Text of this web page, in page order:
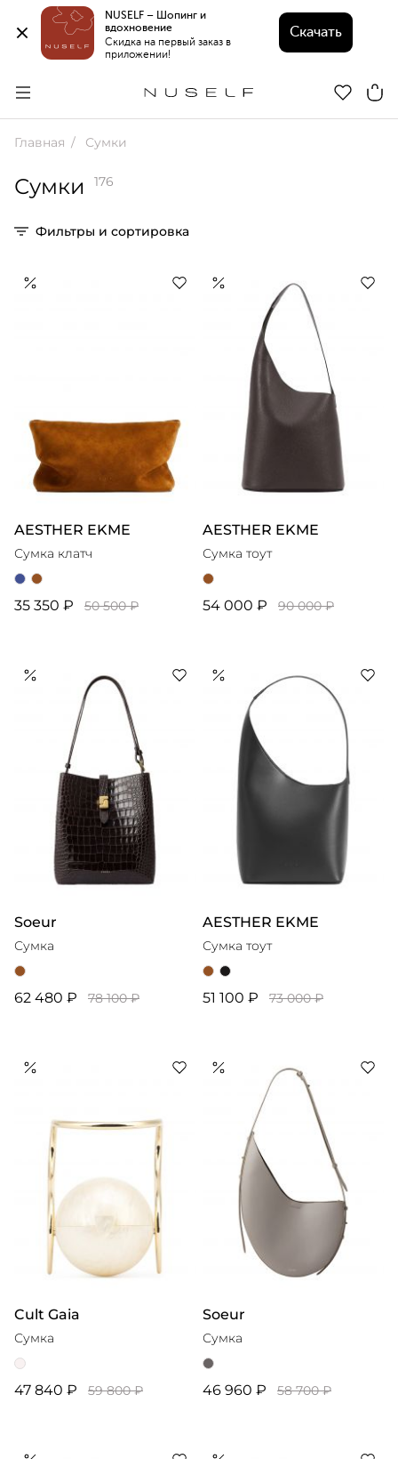
NUSELF – Шопинг и
вдохновение
Скидка на первый заказ в
приложении!
Скачать
Главная Сумки
Сумки 176
Фильтры и сортировка
AESTHER EKME
Сумка клатч
35 350 ₽ 50 500 ₽
AESTHER EKME
Сумка тоут
54 000 ₽ 90 000 ₽
Soeur
Сумка
62 480 ₽ 78 100 ₽
AESTHER EKME
Сумка тоут
51 100 ₽ 73 000 ₽
Cult Gaia
Сумка
47 840 ₽ 59 800 ₽
Soeur
Сумка
46 960 ₽ 58 700 ₽